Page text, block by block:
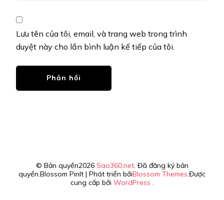
Lưu tên của tôi, email, và trang web trong trình
duyệt này cho lần bình luận kế tiếp của tôi.
© Bản quyền2026 Sao360.net. Đã đăng ký bản
quyền.Blossom PinIt | Phát triển bởiBlossom Themes.Được
cung cấp bởi WordPress .